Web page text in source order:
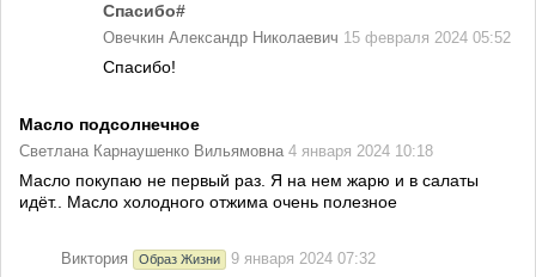
Спасибо#
Овечкин Александр Николаевич 15 февраля 2024 05:52
Спасибо!
Масло подсолнечное
Светлана Карнаушенко Вильямовна 4 января 2024 10:18
Масло покупаю не первый раз. Я на нем жарю и в салаты
идёт.. Масло холодного отжима очень полезное
Виктория Образ Жизни 9 января 2024 07:32